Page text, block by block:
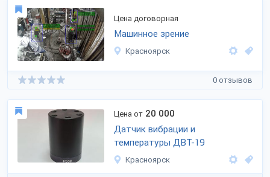
Цена договорная
Машинное зрение
Красноярск
0 отзывов
Цена от 20 000
Датчик вибрации и
температуры ДВТ-19
Красноярск